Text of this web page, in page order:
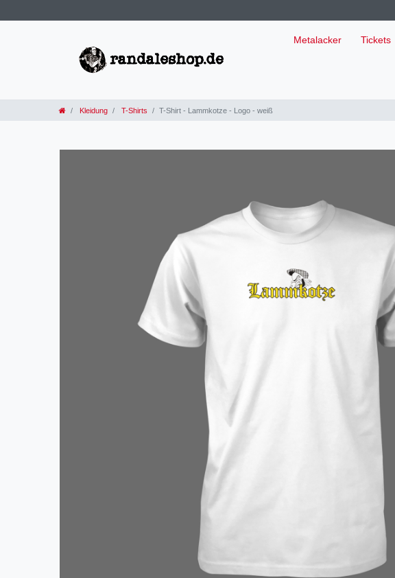
Metalacker Tickets
Kleidung T-Shirts T-Shirt - Lammkotze - Logo - weiß